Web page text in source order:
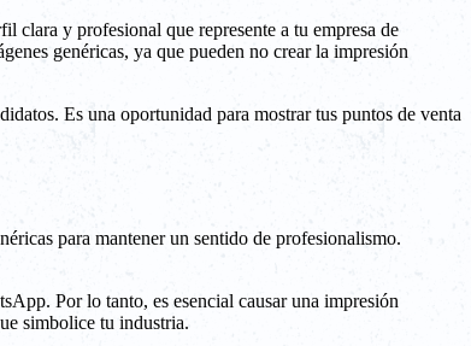
clara y profesional que represente a tu empresa de
genéricas, ya que pueden no crear la impresión
Es una oportunidad para mostrar tus puntos de venta
para mantener un sentido de profesionalismo.
Por lo tanto, es esencial causar una impresión
simbolice tu industria.